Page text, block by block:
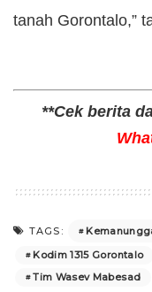
tanah Gorontalo,”
**Cek berita
TAGS:
Kodim 1315 Gorontalo
Tim Wasev Mabesad